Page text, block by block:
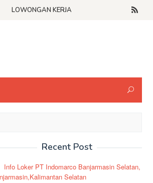
LOWONGAN KERJA
Recent Post
Info Loker PT Indomarco Banjarmasin Selatan,
Selatan